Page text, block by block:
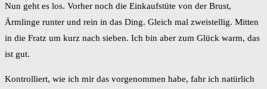
Nun geht es los. Vorher noch die Einkaufstüte von der Brust,
Ärmlinge runter und rein in das Ding. Gleich mal zweistellig. Mitten
in die Fratz um kurz nach sieben. Ich bin aber zum Glück warm, das
ist gut.
Kontrolliert, wie ich mir das vorgenommen habe, fahr ich natürlich